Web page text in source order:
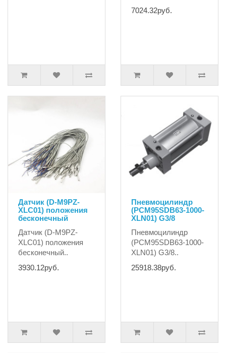
7024.32руб.
Датчик (D-M9PZ-
XLC01) положения
бесконечный
Датчик (D-M9PZ-
XLC01) положения
бесконечный..
3930.12руб.
Пневмоцилиндр
(PCM95SDB63-1000-
XLN01) G3/8
Пневмоцилиндр
(PCM95SDB63-1000-
XLN01) G3/8..
25918.38руб.